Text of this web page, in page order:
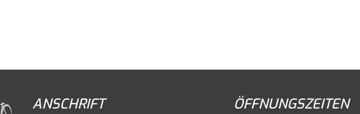
ANSCHRIFT ÖFFNUNGSZEITEN